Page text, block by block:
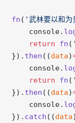
fn ( '武林要以和
    console.
    return
fn (
}). then ((data)
    console.
    return
fn (
}). then ((data)
    console.
}). catch ((data)